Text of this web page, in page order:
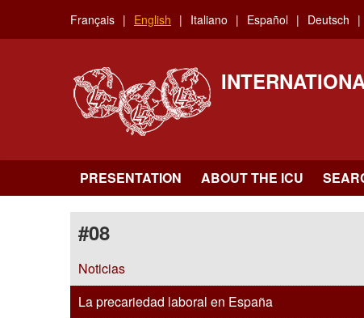
main
Français English Italiano Español Deutsch
PRESENTATION ABOUT THE ICU
#08
Noticias
La precariedad laboral en España